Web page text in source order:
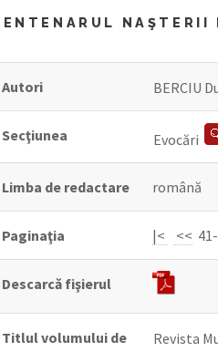
Autori BERCIU
Secţiunea Evocări
Limba de redactare română
Paginaţia |< <<
Descarcă fişierul
Titlul volumului de Revista